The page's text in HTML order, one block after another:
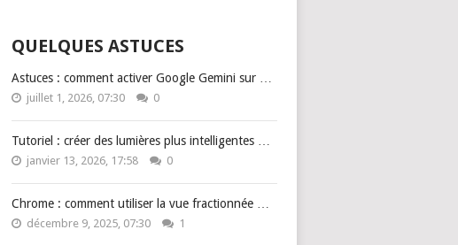
QUELQUES ASTUCES
Astuces : comment activer Google Gemini sur …
juillet 1, 2026, 07:30 0
Tutoriel : créer des lumières plus intelligentes …
janvier 13, 2026, 17:58 0
Chrome : comment utiliser la vue fractionnée …
décembre 9, 2025, 07:30 1